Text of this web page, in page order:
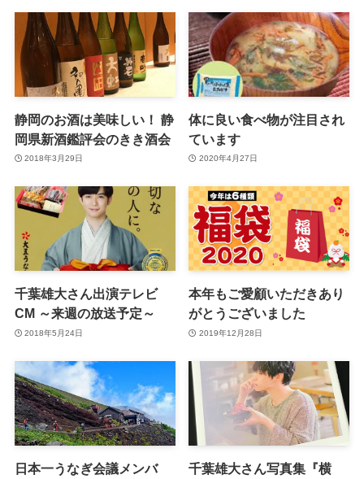
静岡のお酒は美味しい！ 静
岡県新酒鑑評会のきき酒会
2018年3月29日
体に良い食べ物が注目され
ています
2020年4月27日
千葉雄大さん出演テレビ
CM ～来週の放送予定～
2018年5月24日
本年もご愛顧いただきあり
がとうございました
2019年12月28日
日本一うなぎ会議メンバ
千葉雄大さん写真集『横